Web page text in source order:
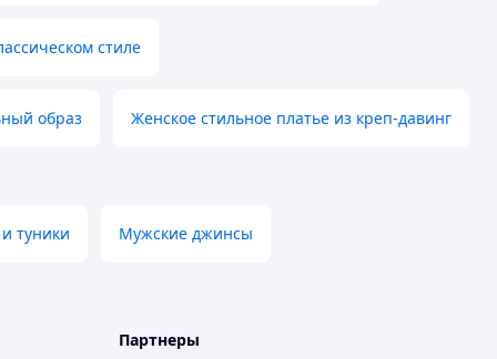
стиле
образ Женское стильное платье из креп-давинг
туники Мужские джинсы
Партнеры